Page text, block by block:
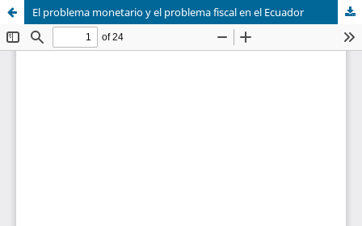
El problema monetario y el problema fiscal en el Ecuador